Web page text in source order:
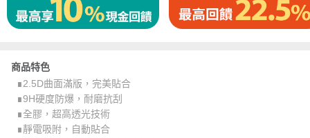
商品特色
∎2.5D曲面滿版，完美貼合
∎9H硬度防爆，耐磨抗刮
∎全膠，超高透光技術
∎靜電吸附，自動貼合